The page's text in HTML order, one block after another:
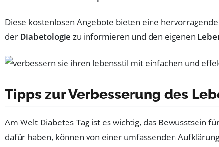
Diese kostenlosen Angebote bieten eine
der Diabetologie zu informieren und den eigenen
Tipps zur Verbesserung des
Am Welt-Diabetes-Tag ist es wichtig, das Bewusstsein
dafür haben, können von einer umfassenden